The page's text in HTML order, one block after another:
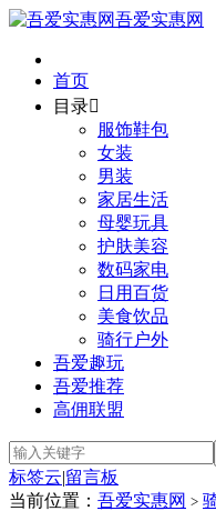
吾爱实惠网
首页
目录
服饰鞋包
女装
男装
家居生活
母婴玩具
护肤美容
数码家电
日用百货
美食饮品
骑行户外
吾爱趣玩
吾爱推荐
高佣联盟
标签云|留言板
当前位置： 吾爱实惠网 >